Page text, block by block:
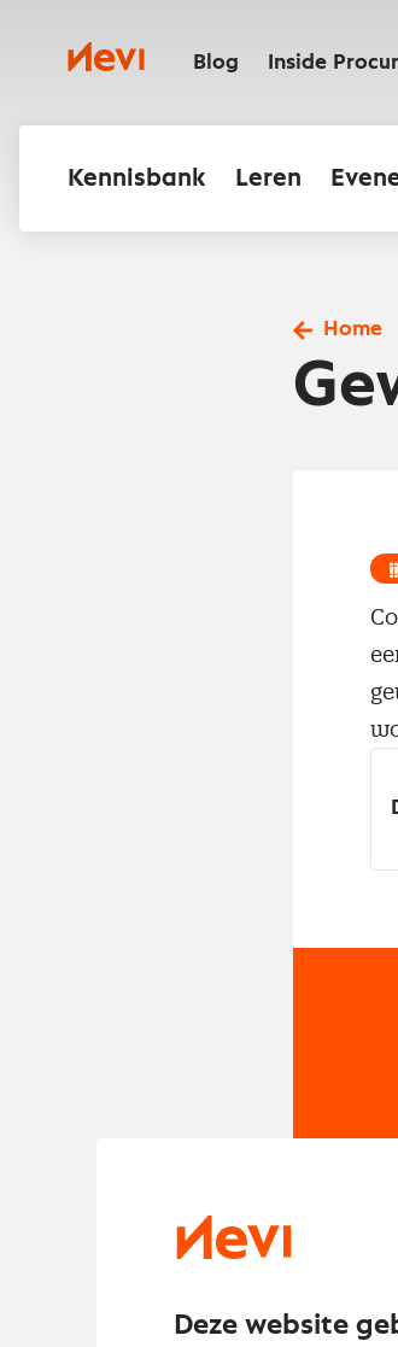
inhoudNevi Blog Inside
Kennisbank Leren
Home
Deze website